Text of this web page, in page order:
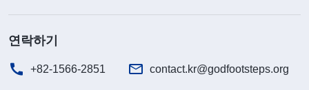
연락하기
+82-1566-2851 contact.kr@godfootsteps.org